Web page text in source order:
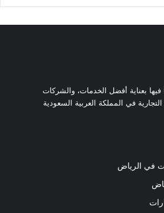
بعناية أفضل الخدمات، والشركات
في المملكة العربية السعودية
في الرياض